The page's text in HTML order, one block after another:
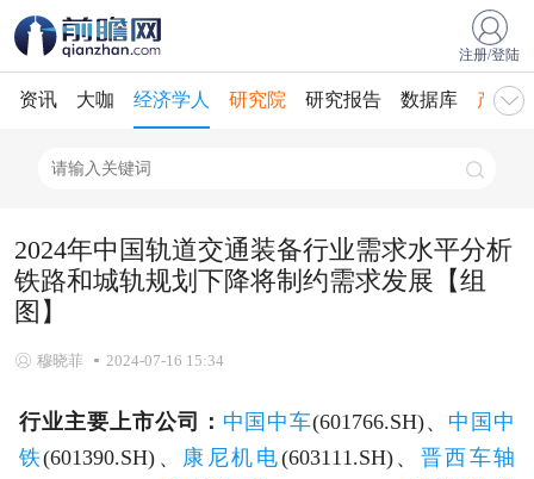
注册/登陆
资讯 大咖 经济学人 研究院 研究报告 数据库 产业
2024年中国轨道交通装备行业需求水平分析
铁路和城轨规划下降将制约需求发展【组
图】
穆晓菲 2024-07-16 15:34
行业主要上市公司： 中国中车(601766.SH)、 中国中
铁(601390.SH)、 康尼机电(603111.SH)、 晋西车轴